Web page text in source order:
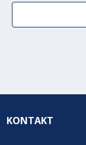
KONTAKT